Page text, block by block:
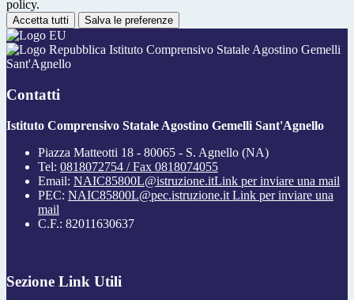
policy.
Accetta tutti Salva le preferenze
Istituto Comprensivo Statale Agostino Gemelli
Sant'Agnello
Contatti
Istituto Comprensivo Statale Agostino Gemelli Sant'Agnello
Piazza Matteotti 18 - 80065 - S. Agnello (NA)
Tel: 0818072754 / Fax 0818074055
Email: NAIC85800L@istruzione.itLink per inviare una mail
PEC: NAIC85800L@pec.istruzione.it Link per inviare una
mail
C.F.: 82011630637
Sezione Link Utili